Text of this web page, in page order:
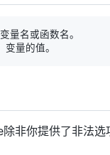
非你提供了非法选